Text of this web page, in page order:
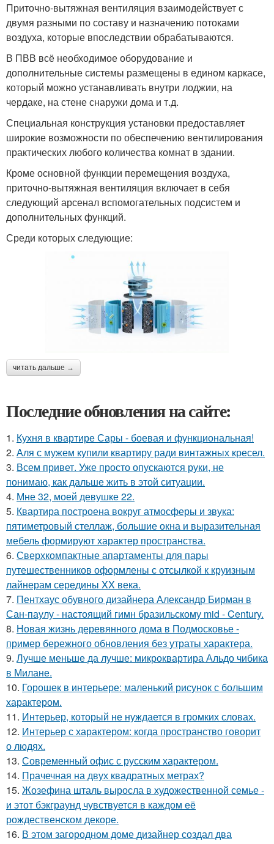
Приточно-вытяжная вентиляция взаимодействует с
двумя разными по составу и назначению потоками
воздуха, которые впоследствии обрабатываются.
В ПВВ всё необходимое оборудование и
дополнительные системы размещены в едином каркасе,
который можно устанавливать внутри лоджии, на
чердаке, на стене снаружи дома и т.д.
Специальная конструкция установки предоставляет
широкие возможности по обеспечению вентилирования
практических любого количества комнат в здании.
Кроме основной функции перемещения воздуха,
приточно-вытяжная вентиляция включает в себя
следующий арсенал вспомогательных подсистем и
дополнительных функций.
Среди которых следующие:
читать дальше →
Последние обновления на сайте:
1. Кухня в квартире Сары - боевая и функциональная!
2. Аля с мужем купили квартиру ради винтажных кресел.
3. Всем привет. Уже просто опускаются руки, не
понимаю, как дальше жить в этой ситуации.
4. Мне 32, моей девушке 22.
5. Квартира построена вокруг атмосферы и звука:
пятиметровый стеллаж, большие окна и выразительная
мебель формируют характер пространства.
6. Сверхкомпактные апартаменты для пары
путешественников оформлены с отсылкой к круизным
лайнерам середины XX века.
7. Пентхаус обувного дизайнера Александр Бирман в
Сан-паулу - настоящий гимн бразильскому mid - Century.
8. Новая жизнь деревянного дома в Подмосковье -
пример бережного обновления без утраты характера.
9. Лучше меньше да лучше: микроквартира Альдо чибика
в Милане.
10. Горошек в интерьере: маленький рисунок с большим
характером.
11. Интерьер, который не нуждается в громких словах.
12. Интерьер с характером: когда пространство говорит
о людях.
13. Современный офис с русским характером.
14. Прачечная на двух квадратных метрах?
15. Жозефина шталь выросла в художественной семье -
и этот бэкграунд чувствуется в каждом её
рождественском декоре.
16. В этом загородном доме дизайнер создал два